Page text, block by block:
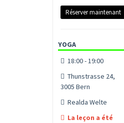
Réserver maintenant
YOGA
18:00 - 19:00
Thunstrasse 24,
3005 Bern
Realda Welte
La leçon a été